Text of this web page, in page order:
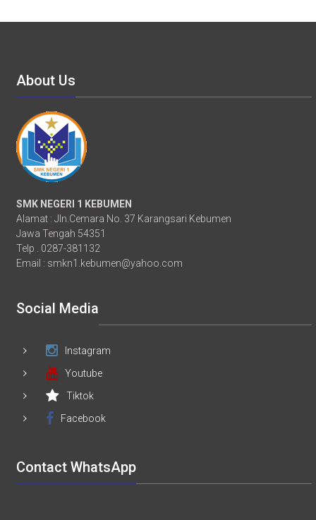
About Us
SMK NEGERI 1 KEBUMEN
Alamat : Jln.Cemara No. 37 Karangsari Kebumen
Jawa Tengah 54351
Telp . 0287-381132
Email : smkn1.kebumen@yahoo.com
Social Media
Instagram
Youtube
Tiktok
Facebook
Contact WhatsApp